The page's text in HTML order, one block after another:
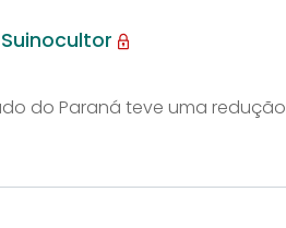
do Paraná teve uma redução